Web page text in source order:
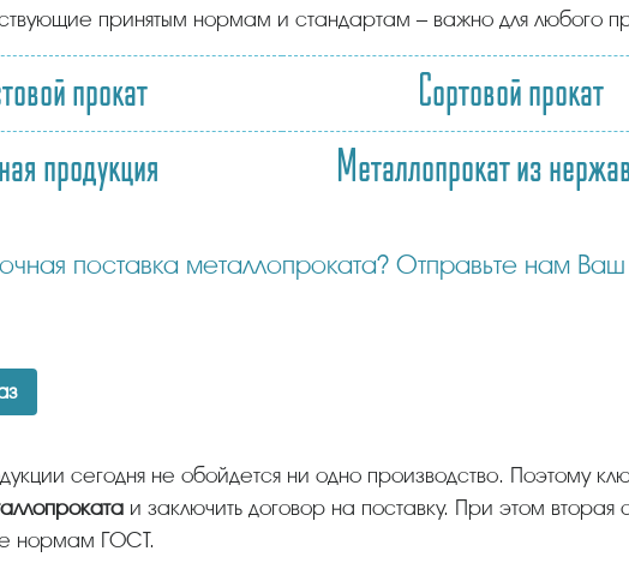
принятым нормам и стандартам – важно для любого
прокат Сортовой прокат
продукция
Металлопрокат из
сегодня не обойдется ни одно производство. Поэтому
и заключить договор на поставку. При этом
нормам ГОСТ.